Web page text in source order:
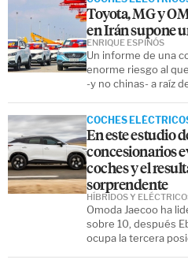
Toyota, MG y
en Irán supone
Un informe de una
enorme riesgo al
-y no chinas- a raíz
ENRIQUE ESPINÓS
COCHES
En este estudio
concesionarios
coches y el
sorprendente
Omoda Jaecoo ha
sobre 10, después
ocupa la tercera
HÍBRIDOS Y